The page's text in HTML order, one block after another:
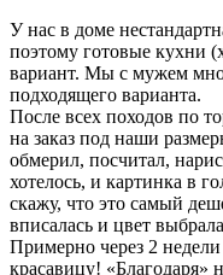
У нас в доме
поэтому готовые кухни
вариант. Мы с мужем
подходящего варианта.
После всех походов по
на заказ под наши
обмерил, посчитал,
хотелось, и картинка в
скажу, что это самый
вписалась и цвет
Примерно через 2
красавицу!